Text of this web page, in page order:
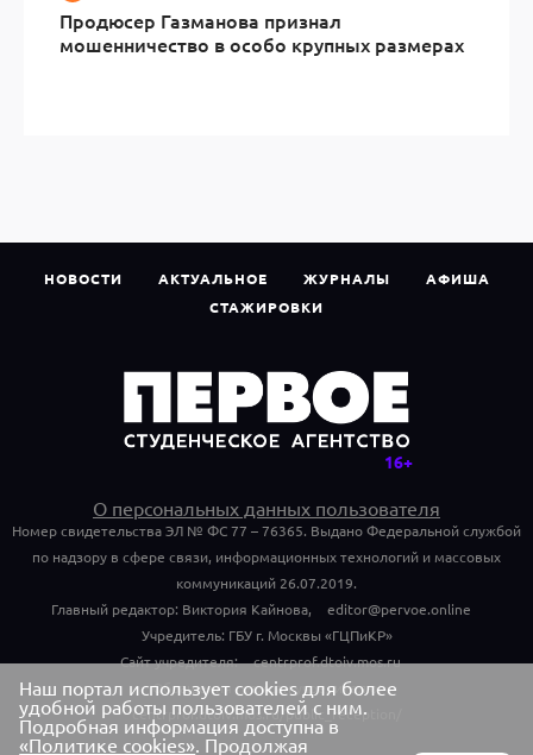
Продюсер Газманова признал
мошенничество в особо крупных размерах
НОВОСТИ АКТУАЛЬНОЕ ЖУРНАЛЫ
АФИША
СТАЖИРОВКИ
О персональных данных пользователя
Номер свидетельства ЭЛ № ФС 77 – 76365. Выдано Федеральной службой
по надзору в сфере связи, информационных технологий и массовых
коммуникаций 26.07.2019.
Главный редактор: Виктория Кайнова,
editor@pervoe.online
Учредитель: ГБУ г. Москвы «ГЦПиКР»
Сайт учредителя:
centrprof.dtoiv.mos.ru
Обращения граждан учредителю:
centrprof.dtoiv.mos.ru/public_reception/
Наш портал использует cookies для более
удобной работы пользователей с ним.
Подробная информация доступна в
«Политике cookies». Продолжая